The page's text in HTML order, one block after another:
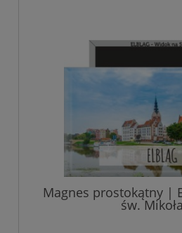
Magnes prostokątny |
św.